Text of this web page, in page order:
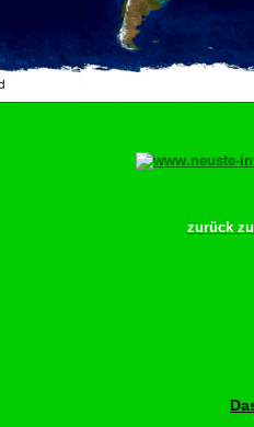
zurück